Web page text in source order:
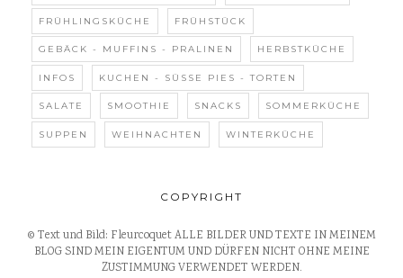
FRÜHLINGSKÜCHE FRÜHSTÜCK
GEBÄCK - MUFFINS - PRALINEN HERBSTKÜCHE
INFOS KUCHEN - SÜSSE PIES - TORTEN
SALATE SMOOTHIE SNACKS SOMMERKÜCHE
SUPPEN WEIHNACHTEN WINTERKÜCHE
COPYRIGHT
© Text und Bild: Fleurcoquet ALLE BILDER UND TEXTE IN MEINEM
BLOG SIND MEIN EIGENTUM UND DÜRFEN NICHT OHNE MEINE
ZUSTIMMUNG VERWENDET WERDEN.